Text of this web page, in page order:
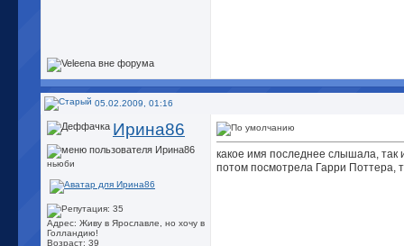
05.02.2009, 01:16
Ирина86
ньюби
Адрес: Живу в Ярославле, но хочу в
Голландию!
Возраст: 39
какое имя последнее слышала,
потом посмотрела Гарри Поттера,